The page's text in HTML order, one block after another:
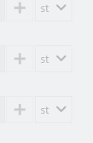
PLUSst
PLUSst
PLUSst